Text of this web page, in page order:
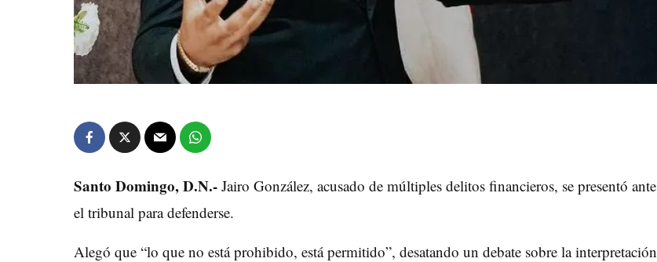
Santo Domingo, D.N.- Jairo González, acusado de múltiples delitos financieros, se presentó ante
el tribunal para defenderse.
Alegó que “lo que no está prohibido, está permitido”, desatando un debate sobre la interpretación